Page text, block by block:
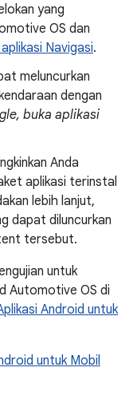
yang
OS dan
Navigasi.
meluncurkan
dengan
buka aplikasi
Anda
aplikasi terinstal
lebih lanjut,
dapat diluncurkan
tersebut.
untuk
Automotive OS di
Android untuk
untuk Mobil